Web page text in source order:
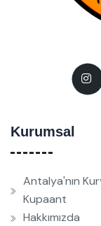
Kurumsal
Antalya'nın
Kupaant
Hakkımızda